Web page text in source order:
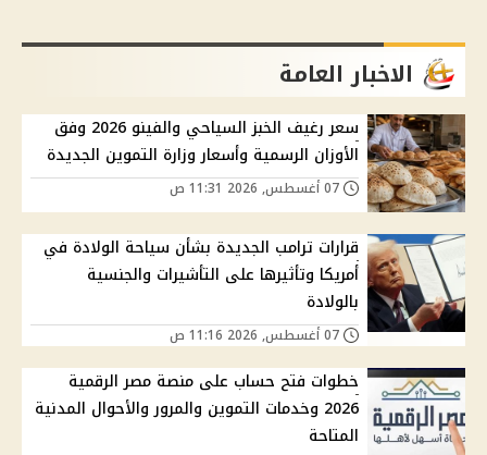
الاخبار العامة
سعر رغيف الخبز السياحي والفينو 2026 وفق
الأوزان الرسمية وأسعار وزارة التموين الجديدة
قرارات ترامب الجديدة بشأن سياحة الولادة في
أمريكا وتأثيرها على التأشيرات والجنسية
بالولادة
خطوات فتح حساب على منصة مصر الرقمية
2026 وخدمات التموين والمرور والأحوال المدنية
المتاحة